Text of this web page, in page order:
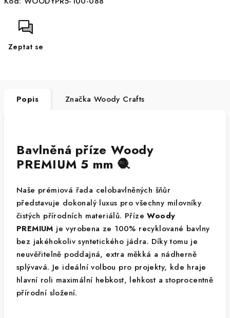
Zeptat se
Popis Značka Woody Crafts
Bavlněná příze Woody
PREMIUM 5 mm 🧶
Naše prémiová řada celobavlněných šňůr
představuje dokonalý luxus pro všechny milovníky
čistých přírodních materiálů. PřízeWoody
PREMIUM je vyrobena ze 100% recyklované bavlny
bez jakéhokoliv syntetického jádra. Díky tomu je
neuvěřitelně poddajná, extra měkká a nádherně
splývavá. Je ideální volbou pro projekty, kde hraje
hlavní roli maximální hebkost, lehkost a stoprocentně
přírodní složení.